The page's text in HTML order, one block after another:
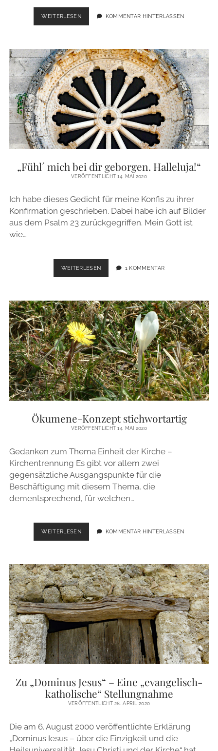
WEITERLESENBESCHLUSS
DES
STADTKIRCHENGEMEINDE
EMMENDINGEN
ZUR
SEGNUNG
GLEICHGESCHLECHTLICHER
PAARE
VOM
13.
MAI
2003
MIT
BERICHT
DAZU
DREHSCHEIBE
DEUTSCHLAND
KOMMENTAR HINTERLASSEN
„Fühl´ mich bei dir geborgen. Halleluja!“
VERÖFFENTLICHT 14. MAI 2020
Ich habe dieses Gedicht für meine Konfis zu ihrer
Konfirmation geschrieben. Dabei habe ich auf Bilder
aus dem Psalm 23 zurückgegriffen. Mein Gott ist
wie…
WEITERLESEN„FÜHL
´
DIR
GEBORGEN.
HALLELUJA!“
1 KOMMENTAR
Ökumene-Konzept stichwortartig
VERÖFFENTLICHT 14. MAI 2020
Gedanken zum Thema Einheit der Kirche –
Kirchentrennung Es gibt vor allem zwei
gegensätzliche Ausgangspunkte für die
Beschäftigung mit diesem Thema, die
dementsprechend, für welchen…
WEITERLESENÖKUMENE-
KONZEPT
KOMMENTAR HINTERLASSEN
Zu „Dominus Jesus“ – Eine „evangelisch-
katholische“ Stellungnahme
VERÖFFENTLICHT 28. APRIL 2020
Die am 6. August 2000 veröffentlichte Erklärung
„Dominus Iesus – über die Einzigkeit und die